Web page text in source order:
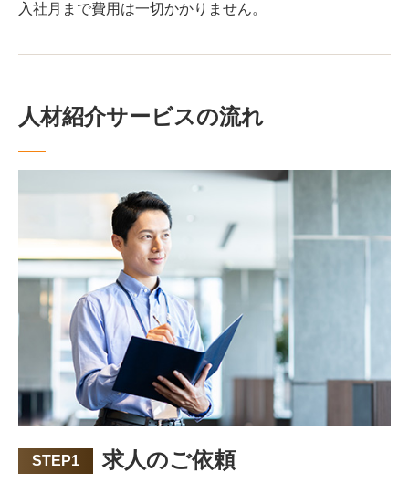
入社月まで費用は一切かかりません。
人材紹介サービスの流れ
STEP1 求人のご依頼